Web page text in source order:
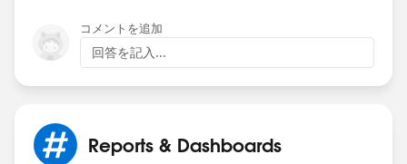
コメントを追加
回答を記入...
Reports & Dashboards